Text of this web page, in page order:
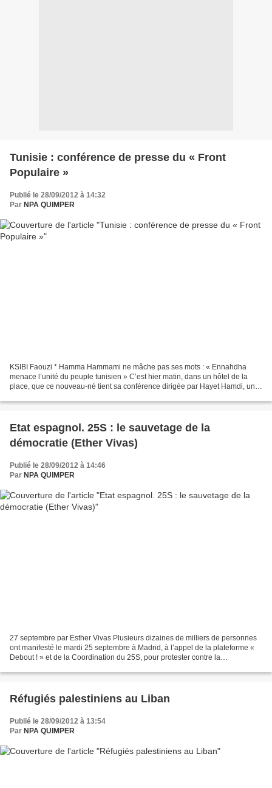
Tunisie : conférence de presse du « Front
Populaire »
Publié le 28/09/2012 à 14:32
Par NPA QUIMPER
KSIBI Faouzi * Hamma Hammami ne mâche pas ses mots : « Ennahdha
menace l’unité du peuple tunisien » C’est hier matin, dans un hôtel de la
place, que ce nouveau-né tient sa conférence dirigée par Hayet Hamdi, une
Etat espagnol. 25S : le sauvetage de la
démocratie (Ether Vivas)
Publié le 28/09/2012 à 14:46
Par NPA QUIMPER
27 septembre par Esther Vivas Plusieurs dizaines de milliers de personnes
ont manifesté le mardi 25 septembre à Madrid, à l’appel de la plateforme «
Debout ! » et de la Coordination du 25S, pour protester contre la
Réfugiés palestiniens au Liban
Publié le 28/09/2012 à 13:54
Par NPA QUIMPER